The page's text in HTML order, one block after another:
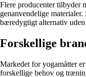
Flere producenter tilbyder
genanvendelige
bæredygtigt alternativ
Forskellige
Markedet for yogamåtter
forskellige behov og